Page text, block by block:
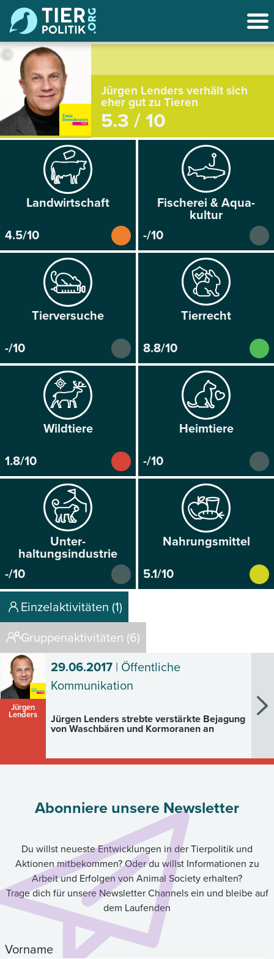
©
Jürgen Lenders verhält sich
eher gut zu Tieren
5.3 / 10
Land­wirtschaft
4.5/10
Fischerei & Aqua­
kultur
-/10
Tier­versuche
-/10
Tier­recht
8.8/10
Wild­tiere
1.8/10
Heim­tiere
-/10
Unter­
haltungsindustrie
-/10
Nahrungs­mittel
5.1/10
Einzelaktivitäten (1)
Gruppenaktivitäten (6)
Jürgen
Lenders
29.06.2017| Öffentliche
Kommunikation
Jürgen Lenders strebte verstärkte Bejagung
von Waschbären und Kormoranen an
Abonniere unsere Newsletter
Du willst neueste Entwicklungen in der Tierpolitik und
Aktionen mitbekommen? Oder du willst Informationen zu
Arbeit und Erfolgen von Animal Society erhalten?
Trage dich für unsere Newsletter Channels ein und bleibe auf
dem Laufenden
Vorname